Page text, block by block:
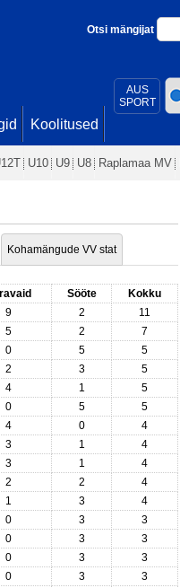
AUS
SPORT
Otsi mängijat
Koolitused
U10 U9 U8 Raplamaa MV
Kohamängude VV stat
Sööte
Kokku
9 2
11
5 2
7
0 5
5
2 3
5
4 1
5
0 5
5
4 0
4
3 1
4
3 1
4
2 2
4
1 3
4
0 3
3
0 3
3
0 3
3
0 3
3